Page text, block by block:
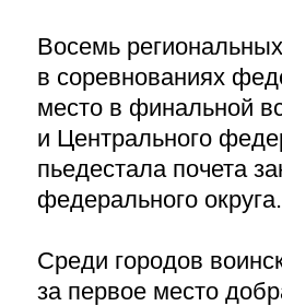
Восемь
в соревнованиях
место в финальной
и Центрального
пьедестала почета
федерального округа.
Среди городов
за первое место